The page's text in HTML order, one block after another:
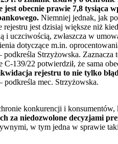
obecnie prawie 7,8 tysiąca
Niemniej jednak, jak
rejestru jest dzisiaj większe niż
uczciwością, zwłaszcza w
dotyczące m.in.
Strzyżowska. Zaznacza
139/22 potwierdził, że sama
rejestru to nie tylko
podkreśla mec. Strzyżowska.
konkurencji i
za niedozwolone decyzjami
w tym jedna w sprawie